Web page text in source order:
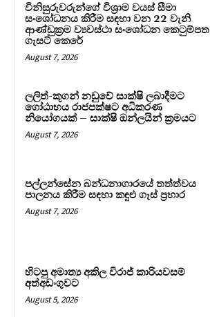
විනිසුරුවරුන්ගේ විශ්‍රාම වයස් සීමා
සංශෝධනය කිරීම සඳහා වන 22 වැනි
ආණ්ඩුක්‍රම ව්‍යවස්ථා සංශෝධන කෙටුම්පත
ගැසට් කෙරේ
August 7, 2026
ලලිත්-කූගන් නඩුවේ සාක්ෂි ලබාදීමට
ගෝඨාභය රාජපක්ෂට අධිකරණ
නියෝගයක් – සාක්ෂි ඔන්ලයින් ක්‍රමයට
August 7, 2026
පල්ලන්සේන බන්ධනාගාරයේ තත්ත්වය
පාලනය කිරීම සඳහා කඳුළු ගෑස් ප්‍රහාර
August 7, 2026
හිටපු අමාත්‍ය අකිල විරාජ් කාරියවසම්
අත්අඩංගුවට
August 5, 2026